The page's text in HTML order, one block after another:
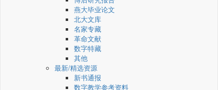
燕大毕业论文
北大文库
名家专藏
革命文献
数字特藏
其他
最新/精选资源
新书通报
数字教学参考资料